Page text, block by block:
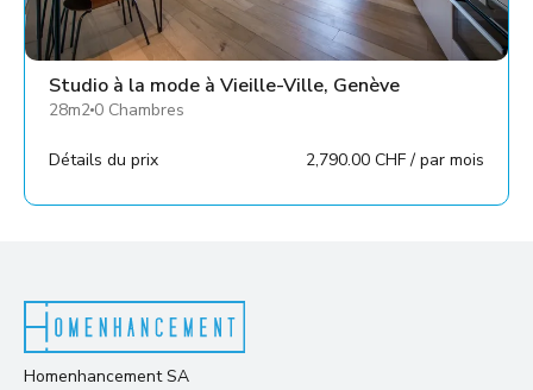
Studio à la mode à Vieille-Ville, Genève
28m2 0 Chambres
Détails du prix 2,790.00 CHF / par mois
Homenhancement SA